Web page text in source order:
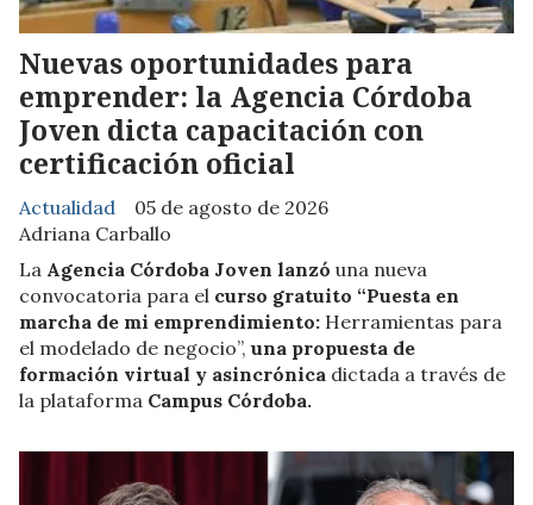
Nuevas oportunidades para
emprender: la Agencia Córdoba
Joven dicta capacitación con
certificación oficial
Adriana Carballo
Actualidad 05 de agosto de 2026
La Agencia Córdoba Joven lanzó una nueva
convocatoria para el curso gratuito “Puesta en
marcha de mi emprendimiento: Herramientas para
el modelado de negocio”, una propuesta de
formación virtual y asincrónica dictada a través de
la plataforma Campus Córdoba.